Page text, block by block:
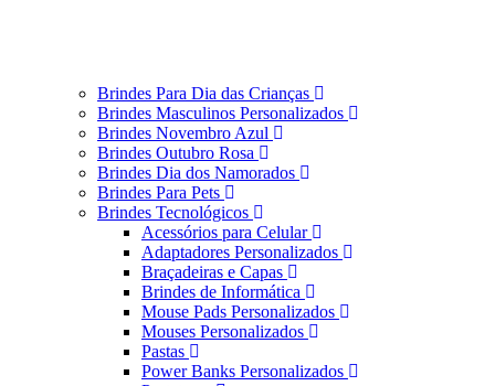
Brindes Para Dia das Crianças
Brindes Masculinos Personalizados
Brindes Novembro Azul
Brindes Outubro Rosa
Brindes Dia dos Namorados
Brindes Para Pets
Brindes Tecnológicos
Acessórios para Celular
Adaptadores Personalizados
Braçadeiras e Capas
Brindes de Informática
Mouse Pads Personalizados
Mouses Personalizados
Pastas
Power Banks Personalizados